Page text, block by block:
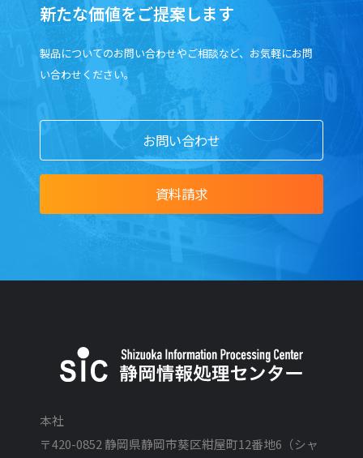
新たな価値をご提案します
製品についてのお問い合わせやご相談など、お気軽にお問
い合わせください。
お問い合わせ
資料請求
本社
〒420-0852 静岡県静岡市葵区紺屋町12番地6（シャ